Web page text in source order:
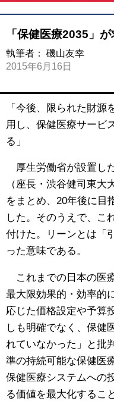
「保健医療2035」
執筆者： 磯山友幸
2015年6月16日
「今後、限られた財
用し、保健医療サービ
る」
厚生労働省が設置し
（座長・渋谷健司東
をまとめ、20年後に目
した。そのうえで、こ
付けた。リーンとは「
った意味である。
これまでの日本の医
最大限効果的・効率的
応じた価格設定や予算
しも明確でなく、保健
れていなかった」と批
準の持続可能な保健医
保健医療システムへの
る価値を最大化するこ